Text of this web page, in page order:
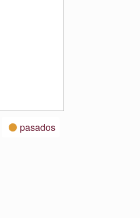
pasados